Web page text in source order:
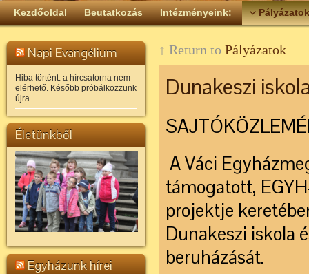
Kezdőoldal Beutatkozás Intézményeink: Pályázatok
Napi Evangélium
Hiba történt: a hírcsatorna nem
elérhető. Később próbálkozzunk
újra.
Életünkből
Egyházunk hírei
↑ Return to Pályázatok
Dunakeszi
A Váci
támogatott,
projektje
Dunakeszi iskola
beruházását.